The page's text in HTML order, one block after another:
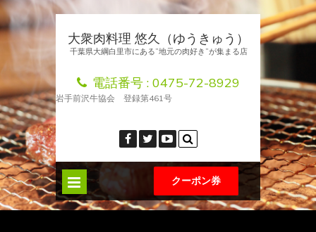
大衆肉料理 悠久（ゆうきゅう）
千葉県大綱白里市にある”地元の肉好き”が集まる店
電話番号 : 0475-72-8929
岩手前沢牛協会 登録第461号
クーポン券